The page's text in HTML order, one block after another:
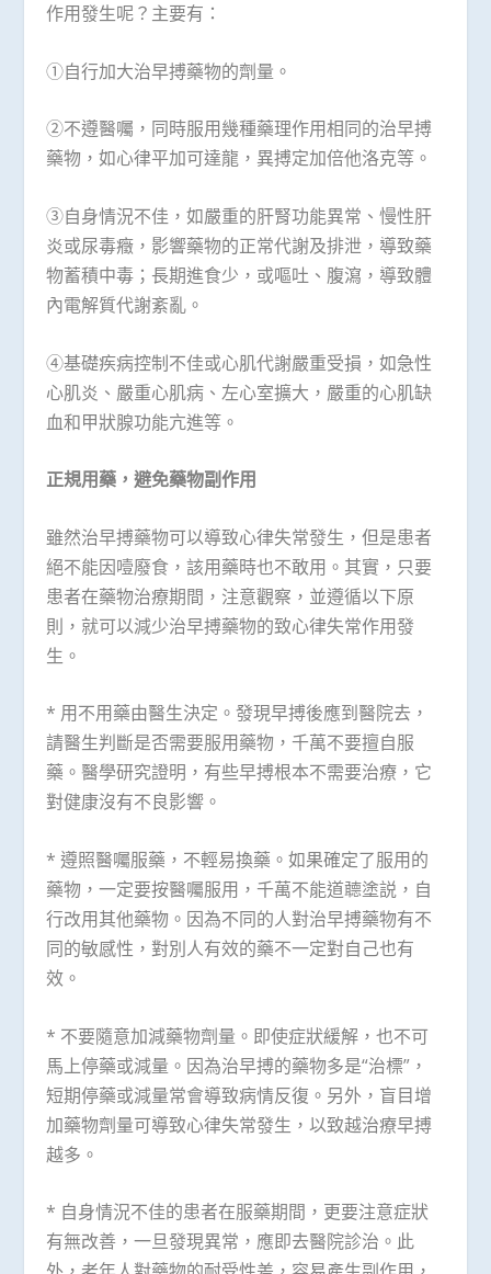
作用發生呢？主要有：
①自行加大治早搏藥物的劑量。
②不遵醫囑，同時服用幾種藥理作用相同的治早搏
藥物，如心律平加可達龍，異搏定加倍他洛克等。
③自身情況不佳，如嚴重的肝腎功能異常、慢性肝
炎或尿毒癥，影響藥物的正常代謝及排泄，導致藥
物蓄積中毒；長期進食少，或嘔吐、腹瀉，導致體
內電解質代謝紊亂。
④基礎疾病控制不佳或心肌代謝嚴重受損，如急性
心肌炎、嚴重心肌病、左心室擴大，嚴重的心肌缺
血和甲狀腺功能亢進等。
正規用藥，避免藥物副作用
雖然治早搏藥物可以導致心律失常發生，但是患者
絕不能因噎廢食，該用藥時也不敢用。其實，只要
患者在藥物治療期間，注意觀察，並遵循以下原
則，就可以減少治早搏藥物的致心律失常作用發
生。
* 用不用藥由醫生決定。發現早搏後應到醫院去，
請醫生判斷是否需要服用藥物，千萬不要擅自服
藥。醫學研究證明，有些早搏根本不需要治療，它
對健康沒有不良影響。
* 遵照醫囑服藥，不輕易換藥。如果確定了服用的
藥物，一定要按醫囑服用，千萬不能道聼塗説，自
行改用其他藥物。因為不同的人對治早搏藥物有不
同的敏感性，對別人有效的藥不一定對自己也有
效。
* 不要隨意加減藥物劑量。即使症狀緩解，也不可
馬上停藥或減量。因為治早搏的藥物多是“治標”，
短期停藥或減量常會導致病情反復。另外，盲目增
加藥物劑量可導致心律失常發生，以致越治療早搏
越多。
* 自身情況不佳的患者在服藥期間，更要注意症狀
有無改善，一旦發現異常，應即去醫院診治。此